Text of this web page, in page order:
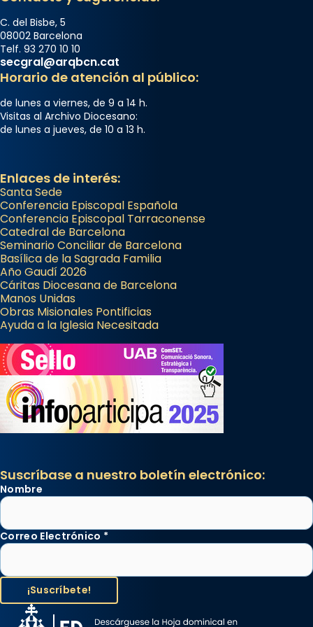
C. del Bisbe, 5
08002 Barcelona
Telf. 93 270 10 10
secgral@arqbcn.cat
Horario de atención al público:
de lunes a viernes, de 9 a 14 h.
Visitas al Archivo Diocesano:
de lunes a jueves, de 10 a 13 h.
Enlaces de interés:
Santa Sede
Conferencia Episcopal Española
Conferencia Episcopal Tarraconense
Catedral de Barcelona
Seminario Conciliar de Barcelona
Basílica de la Sagrada Familia
Año Gaudí 2026
Cáritas Diocesana de Barcelona
Manos Unidas
Obras Misionales Pontificias
Ayuda a la Iglesia Necesitada
Suscríbase a nuestro boletín electrónico:
Nombre
Correo Electrónico *